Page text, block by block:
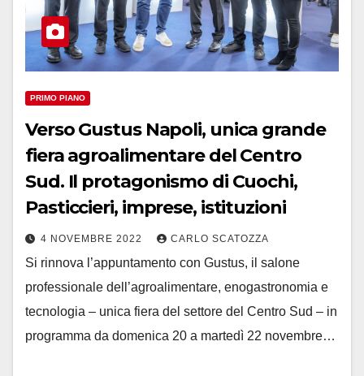
PRIMO PIANO
Verso Gustus Napoli, unica grande
fiera agroalimentare del Centro
Sud. Il protagonismo di Cuochi,
Pasticcieri, imprese, istituzioni
4 NOVEMBRE 2022 CARLO SCATOZZA
Si rinnova l’appuntamento con Gustus, il salone
professionale dell’agroalimentare, enogastronomia e
tecnologia – unica fiera del settore del Centro Sud – in
programma da domenica 20 a martedì 22 novembre…